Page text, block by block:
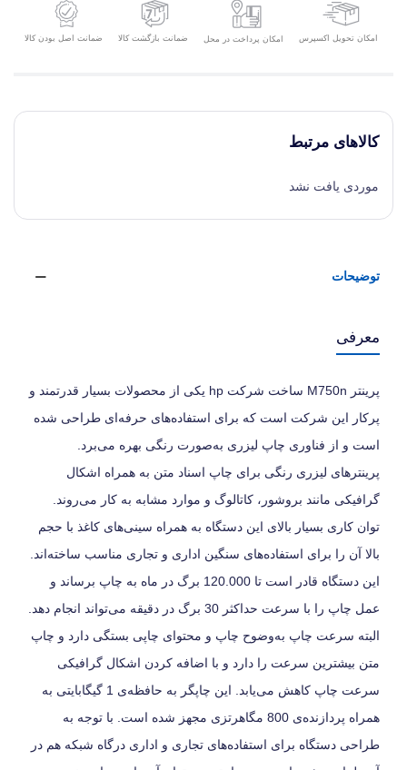
امکان تحویل اکسپرس امکان پرداخت در محل ضمانت بازگشت کالا ضمانت اصل بودن کالا
کالاهای مرتبط
موردی یافت نشد
توضیحات
معرفی
پرینتر M750n ساخت شرکت hp یکی از محصولات بسیار قدرتمند و
پرکار این شرکت است که برای استفاده‌های حرفه‌ای طراحی شده
است و از فناوری چاپ لیزری به‌صورت رنگی بهره می‌برد.
پرینترهای لیزری رنگی برای چاپ اسناد متن به همراه اشکال
گرافیکی مانند بروشور، کاتالوگ و موارد مشابه به کار می‌روند.
توان کاری بسیار بالای این دستگاه به همراه سینی‌های کاغذ با حجم
بالا آن را برای استفاده‌های سنگین اداری و تجاری مناسب ساخته‌اند.
این دستگاه قادر است تا 120.000 برگ در ماه به چاپ برساند و
عمل چاپ را با سرعت حداکثر 30 برگ در دقیقه می‌تواند انجام دهد.
البته سرعت چاپ به‌وضوح چاپ و محتوای چاپی بستگی دارد و چاپ
متن بیشترین سرعت را دارد و با اضافه کردن اشکال گرافیکی
سرعت چاپ کاهش می‌یابد. این چاپگر به حافظه‌ی 1 گیگابایتی به
همراه پردازنده‌ی 800 مگاهرتزی مجهز شده است. با توجه به
طراحی دستگاه برای استفاده‌های تجاری و اداری درگاه شبکه هم در